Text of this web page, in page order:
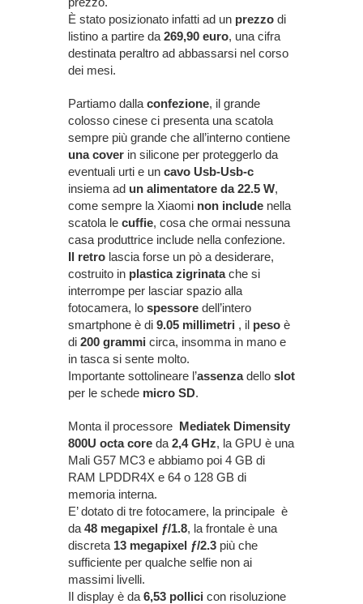
È stato posizionato infatti ad un prezzo di
listino a partire da 269,90 euro, una cifra
destinata peraltro ad abbassarsi nel corso
dei mesi.
Partiamo dalla confezione, il grande
colosso cinese ci presenta una scatola
sempre più grande che all’interno contiene
una cover in silicone per proteggerlo da
eventuali urti e un cavo Usb-Usb-c
insiema ad un alimentatore da 22.5 W,
come sempre la Xiaomi non include nella
scatola le cuffie, cosa che ormai nessuna
casa produttrice include nella confezione.
Il retro lascia forse un pò a desiderare,
costruito in plastica zigrinatache si
interrompe per lasciar spazio alla
fotocamera, lo spessore dell’intero
smartphone è di 9.05 millimetri , il peso è
di 200 grammi circa, insomma in mano e
in tasca si sente molto.
Importante sottolineare l’assenzadello slot
per le schede micro SD.
Monta il processore Mediatek Dimensity
800U octa core da 2,4 GHz, la GPU è una
Mali G57 MC3 e abbiamo poi 4 GB di
RAM LPDDR4X e 64 o 128 GB di
memoria interna.
E’ dotato di tre fotocamere, la principale è
da 48 megapixel ƒ/1.8, la frontale è una
discreta 13 megapixel ƒ/2.3 più che
sufficiente per qualche selfie non ai
massimi livelli.
Il display è da 6,53 pollici con risoluzione